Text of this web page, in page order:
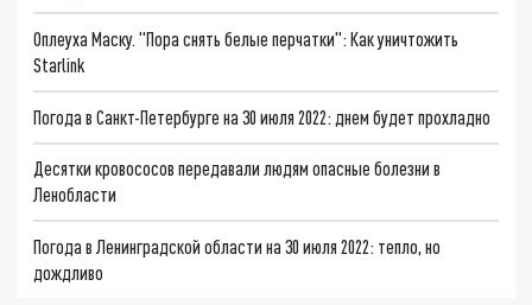
Оплеуха Маску. "Пора снять белые перчатки": Как уничтожить
Starlink
Погода в Санкт-Петербурге на 30 июля 2022: днем будет прохладно
Десятки кровососов передавали людям опасные болезни в
Ленобласти
Погода в Ленинградской области на 30 июля 2022: тепло, но
дождливо